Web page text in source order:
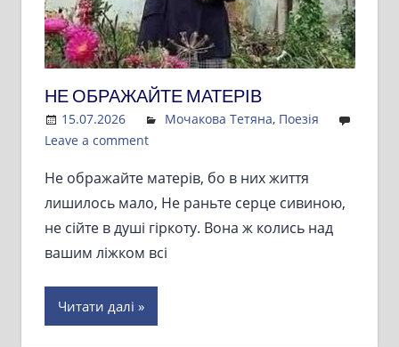
НЕ ОБРАЖАЙТЕ МАТЕРІВ
15.07.2026 Admin
Мочакова Тетяна, Поезія
Leave a comment
Не ображайте матерів, бо в них життя
лишилось мало, Не раньте серце сивиною,
не сійте в душі гіркоту. Вона ж колись над
вашим ліжком всі
Читати далі